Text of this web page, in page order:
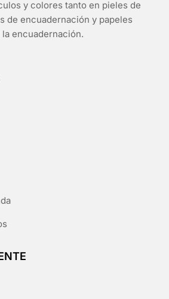
y colores tanto en pieles de
de encuadernación y papeles
la encuadernación.